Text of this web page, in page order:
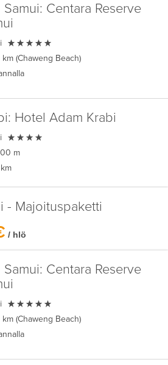
Samui: Centara Reserve

km (Chaweng Beach)
Hotel Adam Krabi

m
- Majoituspaketti
/ hlö
Samui: Centara Reserve

km (Chaweng Beach)